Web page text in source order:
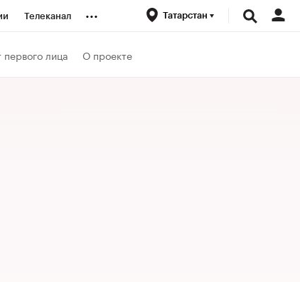
Телеканал ... Татарстан
первого лица О проекте